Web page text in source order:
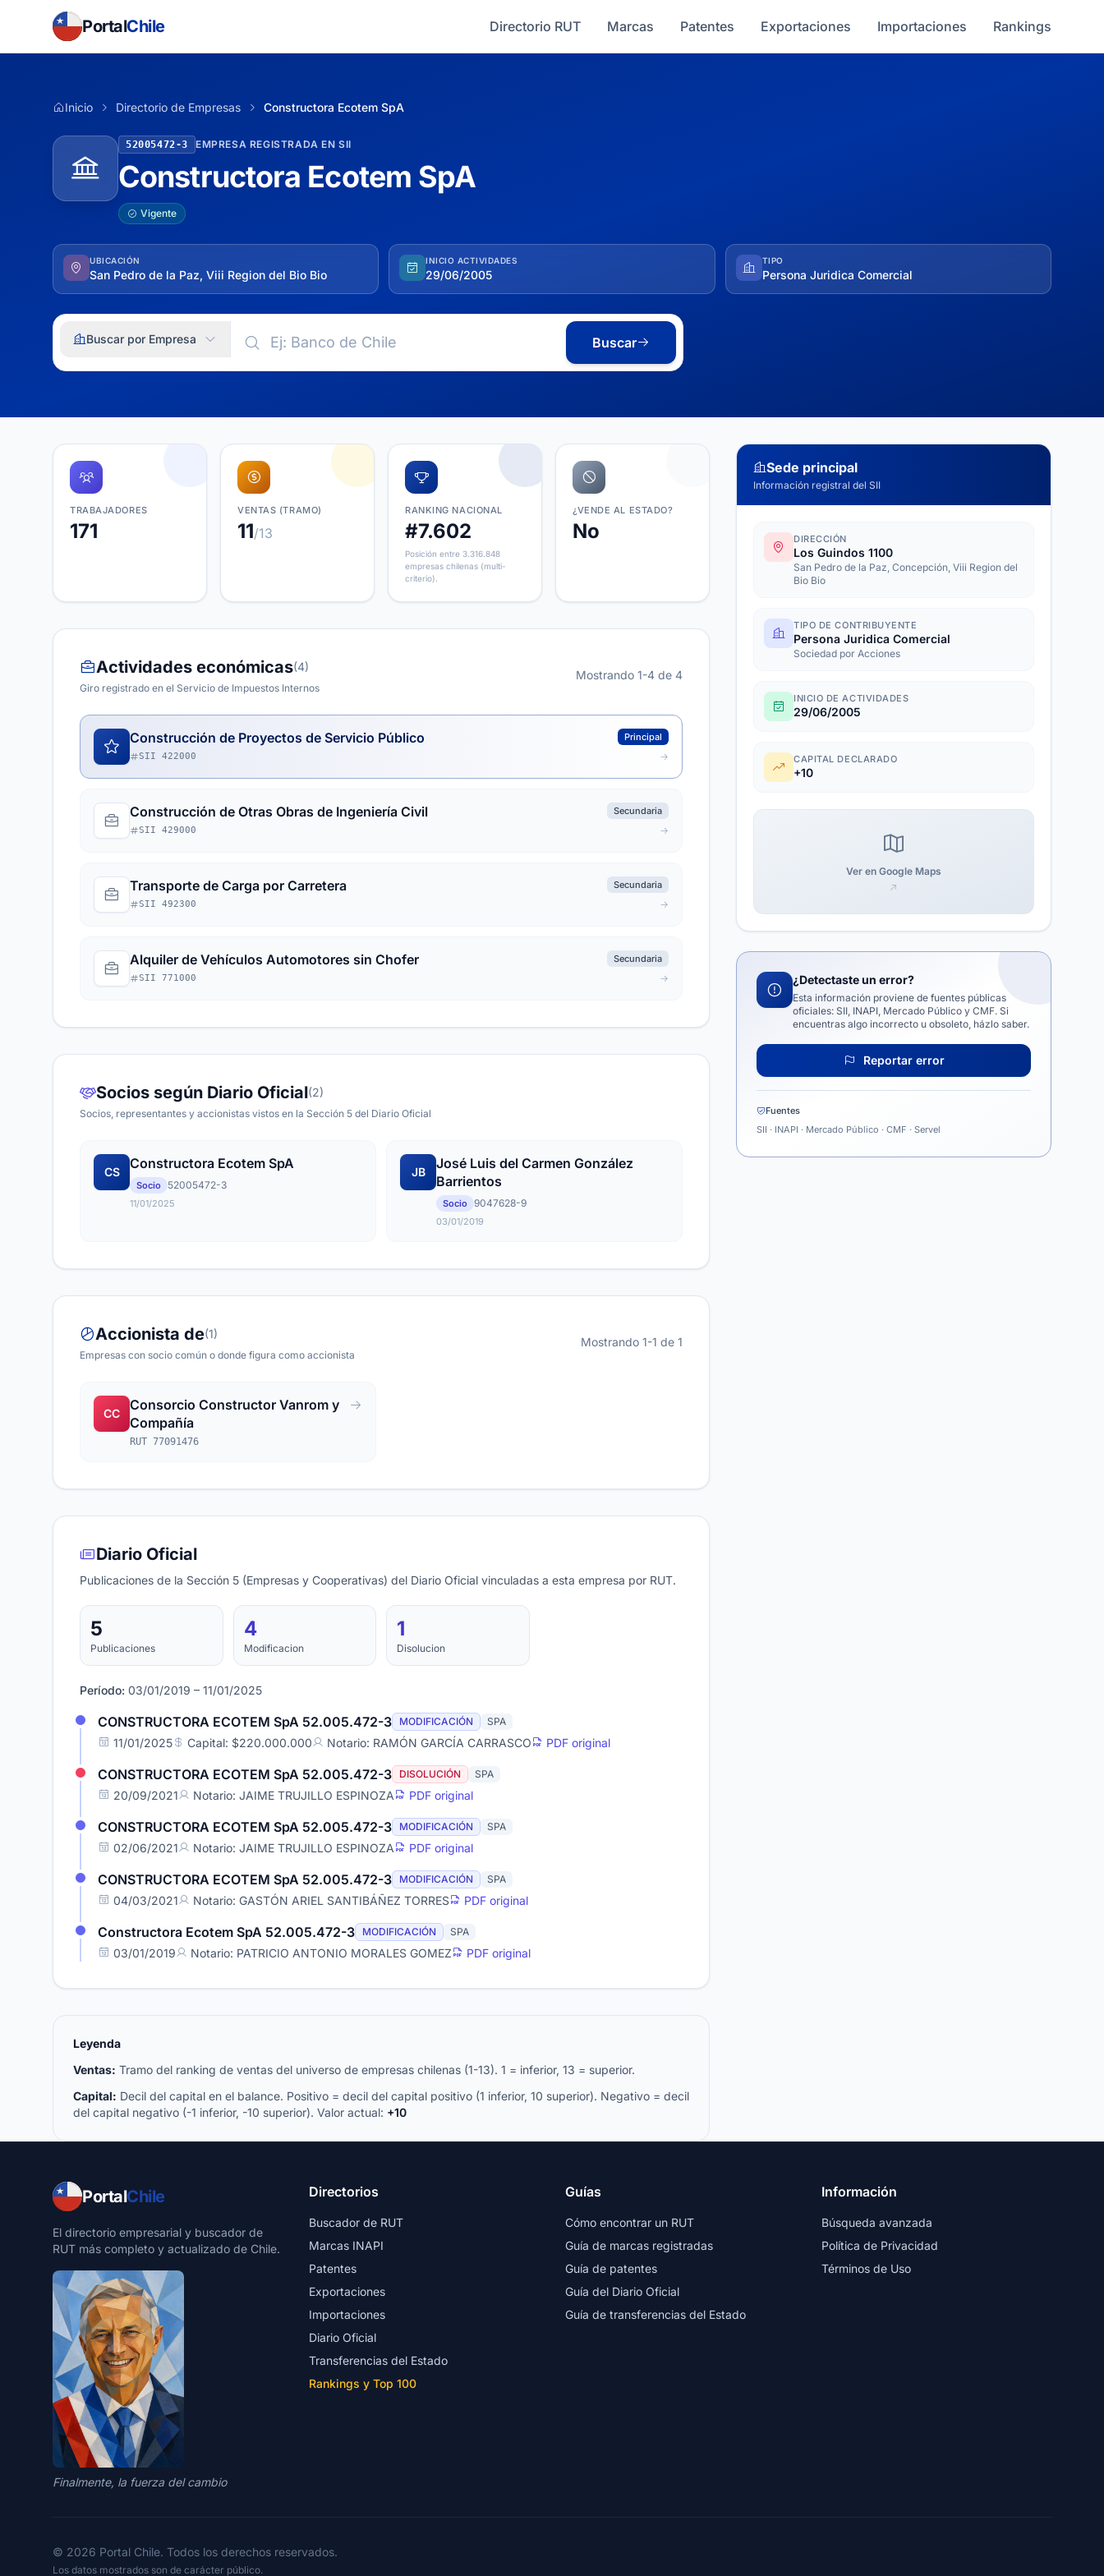
PortalChile Directorio RUT Marcas Patentes Exportaciones Importaciones Rankings
Inicio Directorio de Empresas Constructora Ecotem SpA
52005472-3 EMPRESA REGISTRADA EN SII
Constructora Ecotem SpA
Vigente
UBICACIÓN
San Pedro de la Paz, Viii Region del Bio Bio
INICIO ACTIVIDADES
29/06/2005
TIPO
Persona Juridica Comercial
Buscar por Empresa Buscar
TRABAJADORES
171
VENTAS (TRAMO)
11/13
RANKING NACIONAL
#7.602
Posición entre 3.316.848
empresas chilenas (multi-
criterio).
¿VENDE AL ESTADO?
No
Actividades económicas(4)
Giro registrado en el Servicio de Impuestos Internos
Mostrando 1-4 de 4
Construcción de Proyectos de Servicio Público Principal
SII 422000
Construcción de Otras Obras de Ingeniería Civil Secundaria
SII 429000
Transporte de Carga por Carretera Secundaria
SII 492300
Alquiler de Vehículos Automotores sin Chofer Secundaria
SII 771000
Socios según Diario Oficial(2)
Socios, representantes y accionistas vistos en la Sección 5 del Diario Oficial
CS
Constructora Ecotem SpA
Socio 52005472-3
11/01/2025
JB
José Luis del Carmen González
Barrientos
Socio 9047628-9
03/01/2019
Accionista de(1)
Empresas con socio común o donde figura como accionista
Mostrando 1-1 de 1
CC
Consorcio Constructor Vanrom y
Compañía
RUT 77091476
Diario Oficial
Publicaciones de la Sección 5 (Empresas y Cooperativas) del Diario Oficial vinculadas a esta empresa por RUT.
5
Publicaciones
4
Modificacion
1
Disolucion
Período: 03/01/2019 – 11/01/2025
CONSTRUCTORA ECOTEM SpA 52.005.472-3 MODIFICACIÓN SPA
11/01/2025 Capital: $220.000.000 Notario: RAMÓN GARCÍA CARRASCO PDF original
CONSTRUCTORA ECOTEM SpA 52.005.472-3 DISOLUCIÓN SPA
20/09/2021 Notario: JAIME TRUJILLO ESPINOZA PDF original
CONSTRUCTORA ECOTEM SpA 52.005.472-3 MODIFICACIÓN SPA
02/06/2021 Notario: JAIME TRUJILLO ESPINOZA PDF original
CONSTRUCTORA ECOTEM SpA 52.005.472-3 MODIFICACIÓN SPA
04/03/2021 Notario: GASTÓN ARIEL SANTIBÁÑEZ TORRES PDF original
Constructora Ecotem SpA 52.005.472-3 MODIFICACIÓN SPA
03/01/2019 Notario: PATRICIO ANTONIO MORALES GOMEZ PDF original
Leyenda
Ventas: Tramo del ranking de ventas del universo de empresas chilenas (1-13). 1 = inferior, 13 = superior.
Capital: Decil del capital en el balance. Positivo = decil del capital positivo (1 inferior, 10 superior). Negativo = decil
del capital negativo (-1 inferior, -10 superior). Valor actual: +10
Sede principal
Información registral del SII
DIRECCIÓN
Los Guindos 1100
San Pedro de la Paz, Concepción, Viii Region del
Bio Bio
TIPO DE CONTRIBUYENTE
Persona Juridica Comercial
Sociedad por Acciones
INICIO DE ACTIVIDADES
29/06/2005
CAPITAL DECLARADO
+10
Ver en Google Maps
¿Detectaste un error?
Esta información proviene de fuentes públicas
oficiales: SII, INAPI, Mercado Público y CMF. Si
encuentras algo incorrecto u obsoleto, házlo saber.
Reportar error
Fuentes
SII · INAPI · Mercado Público · CMF · Servel
PortalChile
El directorio empresarial y buscador de
RUT más completo y actualizado de Chile.
Finalmente, la fuerza del cambio
Directorios
Buscador de RUT
Marcas INAPI
Patentes
Exportaciones
Importaciones
Diario Oficial
Transferencias del Estado
Rankings y Top 100
Guías
Cómo encontrar un RUT
Guía de marcas registradas
Guía de patentes
Guía del Diario Oficial
Guía de transferencias del Estado
Información
Búsqueda avanzada
Política de Privacidad
Términos de Uso
© 2026 Portal Chile. Todos los derechos reservados.
Los datos mostrados son de carácter público.